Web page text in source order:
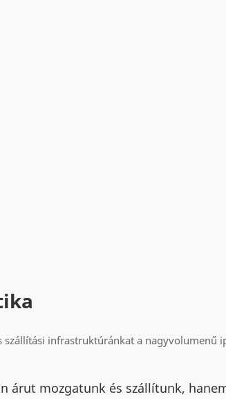
szállítási infrastruktúránkat a nagyvolumenű
árut mozgatunk és szállítunk,